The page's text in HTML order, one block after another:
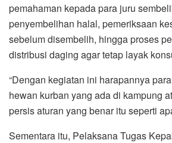
pemahaman kepada para juru
penyembelihan halal, pemeriksaan
sebelum disembelih, hingga proses
distribusi daging agar tetap layak
“Dengan kegiatan ini harapannya
hewan kurban yang ada di kampung
persis aturan yang benar itu seperti
Sementara itu, Pelaksana Tugas